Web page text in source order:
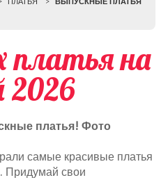
ПЛАТЬЯ
ВЫПУСКНЫЕ ПЛАТЬЯ
платья на
2026
платья! Фото
самые красивые платья
Придумай свои